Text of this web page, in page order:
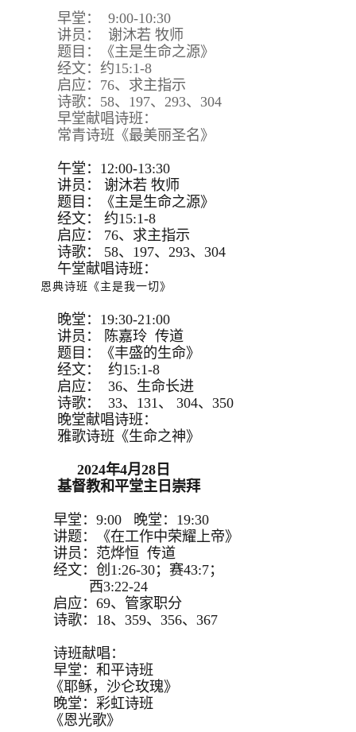
早堂： 9:00-10:30
讲员： 谢沐若 牧师
题目：《主是生命之源》
经文：约15:1-8
启应：76、求主指示
诗歌：58、197、293、304
早堂献唱诗班：
常青诗班《最美丽圣名》
午堂：12:00-13:30
讲员：
谢沐若 牧师
题目：
《主是生命之源》
经文：
约15:1-8
启应：
76、求主指示
诗歌：
58、197、293、 304
午堂献唱诗班：
恩典诗班《主是我一切》
晚堂：19:30-21:00
讲员： 陈嘉玲 传道
题目：《丰盛的生命》
经文： 约15:1-8
启应： 36、生命长进
诗歌： 33、131、 304、350
晚堂献唱诗班：
雅歌诗班《生命之神》
2024年4月28日
基督教和平堂主日崇拜
早堂：9:00 晚堂：19:30
讲题：《在工作中荣耀上帝》
讲员：范烨恒 传道
经文：创1:26-30；赛43:7；
西3:22-24
启应：69、管家职分
诗歌：18、359、356、367
诗班献唱：
早堂：和平诗班
《耶稣，沙仑玫瑰》
晚堂：彩虹诗班
《恩光歌》